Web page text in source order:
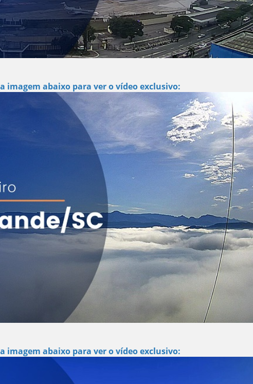
imagem abaixo para ver o vídeo exclusivo:
imagem abaixo para ver o vídeo exclusivo: